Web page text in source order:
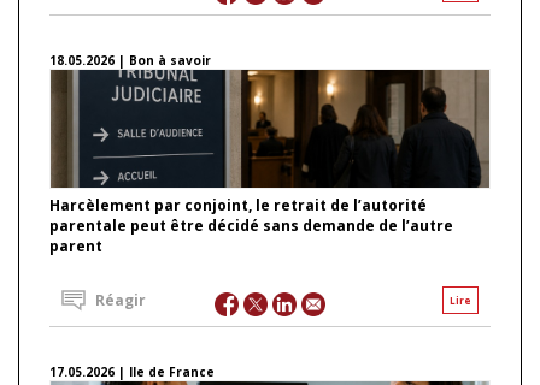
18.05.2026 | Bon à savoir
Harcèlement par conjoint, le retrait de l’autorité
parentale peut être décidé sans demande de l’autre
parent
Lire
Réagir
17.05.2026 | Ile de France